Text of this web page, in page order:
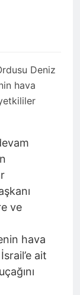
Deniz
hava
ve
hava
ait